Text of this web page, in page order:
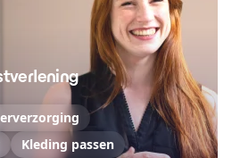
Kleding passen